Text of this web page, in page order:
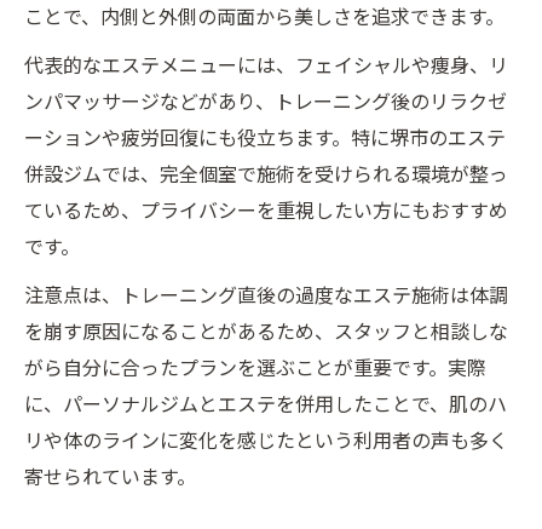
ことで、内側と外側の両面から美しさを追求できます。
代表的なエステメニューには、フェイシャルや痩身、リ
ンパマッサージなどがあり、トレーニング後のリラクゼ
ーションや疲労回復にも役立ちます。特に堺市のエステ
併設ジムでは、完全個室で施術を受けられる環境が整っ
ているため、プライバシーを重視したい方にもおすすめ
です。
注意点は、トレーニング直後の過度なエステ施術は体調
を崩す原因になることがあるため、スタッフと相談しな
がら自分に合ったプランを選ぶことが重要です。実際
に、パーソナルジムとエステを併用したことで、肌のハ
リや体のラインに変化を感じたという利用者の声も多く
寄せられています。